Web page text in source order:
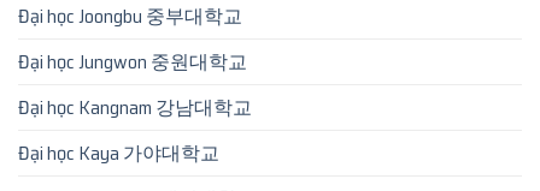
Đại học Joongbu 중부대학교
Đại học Jungwon 중원대학교
Đại học Kangnam 강남대학교
Đại học Kaya 가야대학교